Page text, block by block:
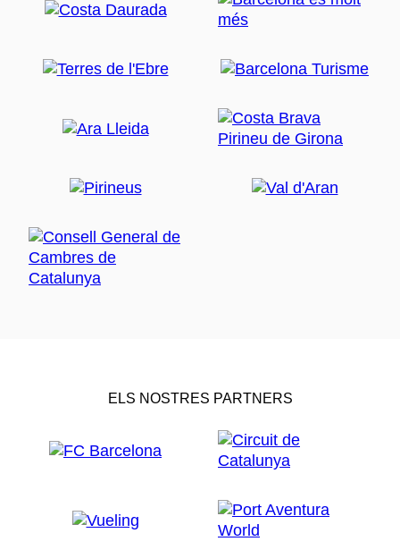
ELS NOSTRES PARTNERS